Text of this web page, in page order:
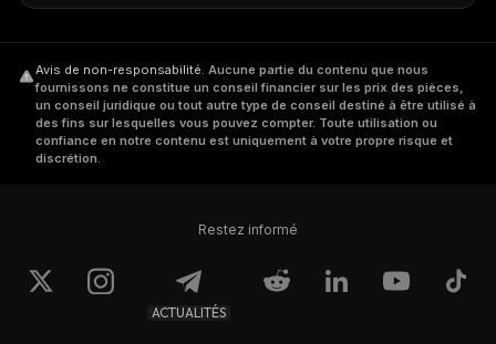
Avis de non-responsabilité. Aucune partie du contenu que nous
fournissons ne constitue un conseil financier sur les prix des pièces,
un conseil juridique ou tout autre type de conseil destiné à être utilisé à
des fins sur lesquelles vous pouvez compter. Toute utilisation ou
confiance en notre contenu est uniquement à votre propre risque et
discrétion.
Restez informé
ACTUALITÉS